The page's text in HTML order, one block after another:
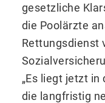
gesetzliche
die Poolärzte
Rettungsdienst
„Es liegt jetzt in
die langfristig